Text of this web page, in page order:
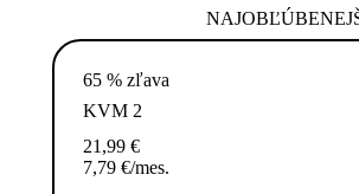
65 % zľava
KVM 2
21,99 €
7,79 €/mes.